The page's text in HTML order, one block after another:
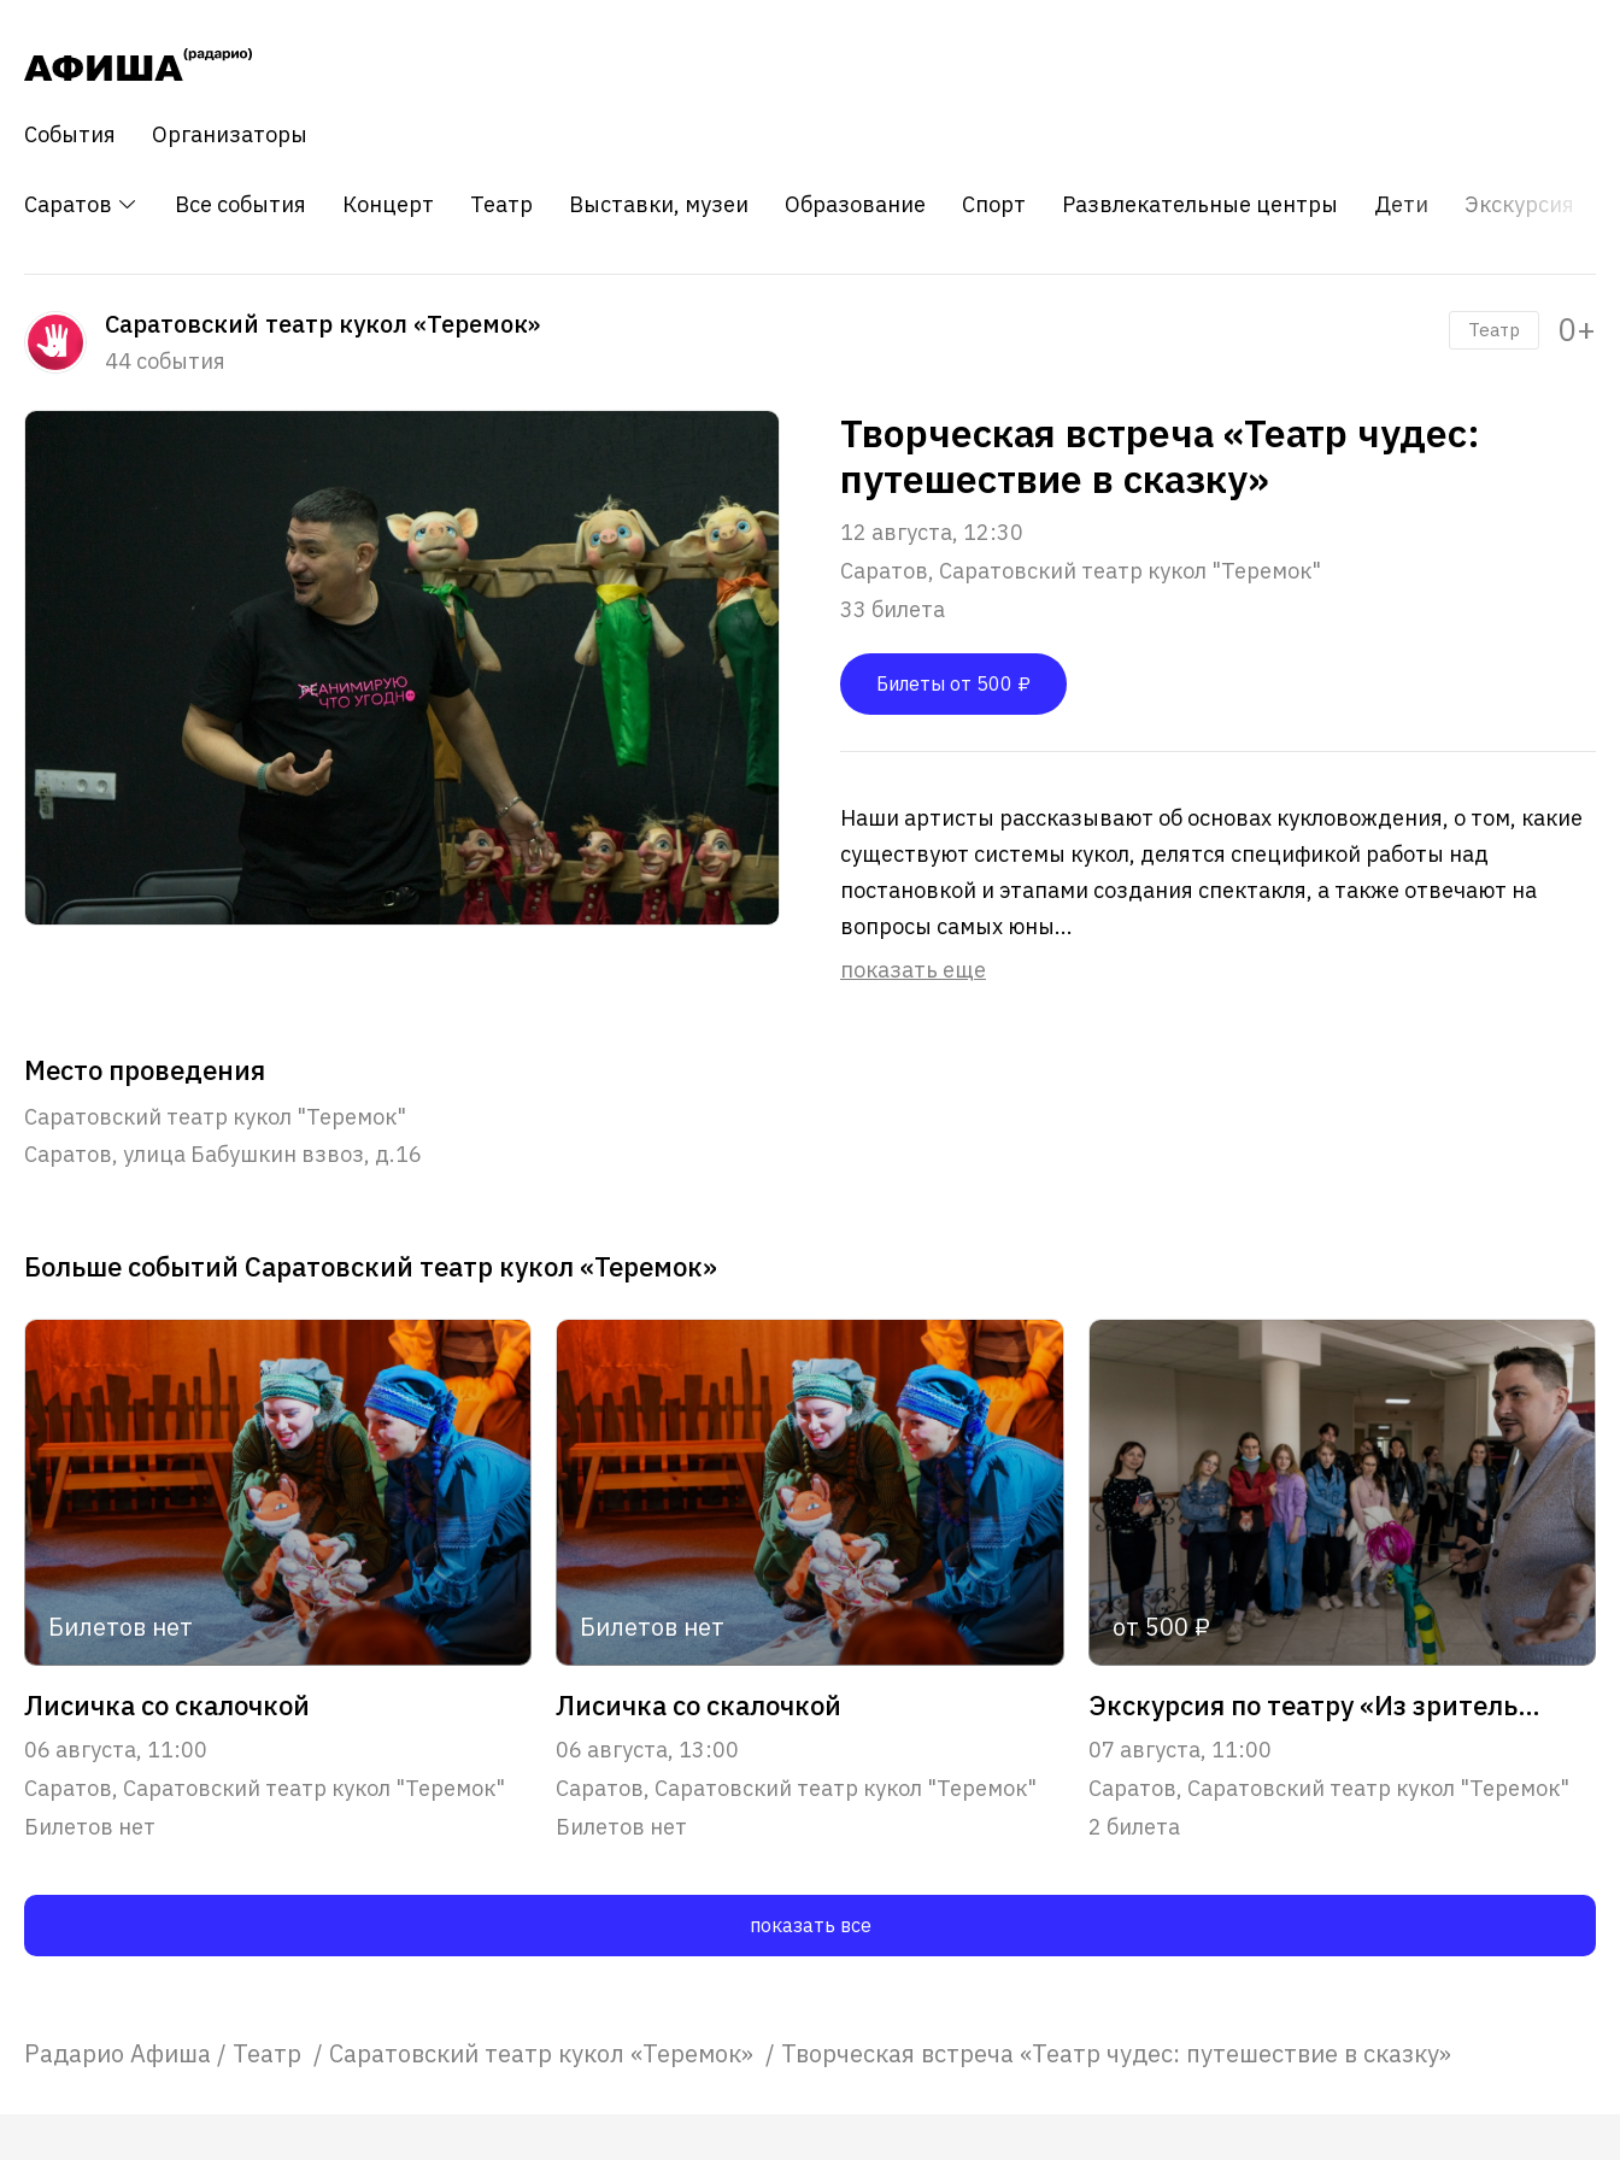
События Организаторы
Саратов Все события Концерт Театр Выставки, музеи Образование Спорт Развлекательные центры Дети Экскурсия
Саратовский театр кукол «Теремок»
44 события
Театр 0+
Творческая встреча «Театр чудес:
путешествие в сказку»
12 августа, 12:30
Саратов, Саратовский театр кукол "Теремок"
33 билета
Билеты от 500 ₽
Наши артисты рассказывают об основах кукловождения, о том, какие
существуют системы кукол, делятся спецификой работы над
постановкой и этапами создания спектакля, а также отвечают на
вопросы самых юны...
показать еще
Место проведения
Саратовский театр кукол "Теремок"
Саратов, улица Бабушкин взвоз, д.16
Больше событий Саратовский театр кукол «Теремок»
Билетов нет
Лисичка со скалочкой
06 августа, 11:00
Саратов, Саратовский театр кукол "Теремок"
Билетов нет
Билетов нет
Лисичка со скалочкой
06 августа, 13:00
Саратов, Саратовский театр кукол "Теремок"
Билетов нет
от 500 ₽
Экскурсия по театру «Из зрительного зала – в сердце театра»
07 августа, 11:00
Саратов, Саратовский театр кукол "Теремок"
2 билета
показать все
Радарио Афиша / Театр / Саратовский театр кукол «Теремок» / Творческая встреча «Театр чудес: путешествие в сказку»